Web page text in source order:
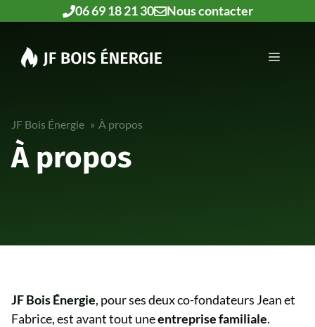
contenu
06 69 18 21 30 Nous contacter
MENU
JF Bois Énergie À propos
À propos
JF Bois Énergie, pour ses deux co-fondateurs Jean et
Fabrice, est avant tout uneentreprise familiale.